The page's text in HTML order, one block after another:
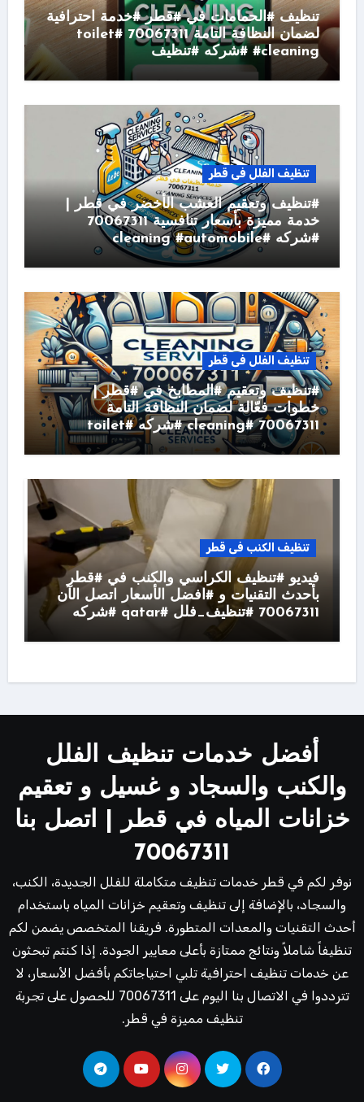
تنظيف #الحمامات في #قطر #خدمة احترافية
لضمان النظافة التامة 70067311 #toilet
#cleaning #شركه #تنظيف
تنظيف الفلل فى قطر
#تنظيف وتعقيم العشب الأخضر في قطر |
خدمة مميزة بأسعار تنافسية 70067311
#شركه #cleaning #automobile
تنظيف الفلل فى قطر
#تنظيف وتعقيم #المطابخ في #قطر |
خطوات فعّالة لضمان النظافة التامة
70067311 #cleaning #شركه #toilet
تنظيف الكنب فى قطر
فيديو #تنظيف الكراسي والكنب في #قطر
بأحدث التقنيات و #افضل الأسعار اتصل الآن
70067311 #تنظيف_فلل #qatar #شركه
أفضل خدمات تنظيف الفلل
والكنب والسجاد و غسيل و تعقيم
خزانات المياه في قطر | اتصل بنا
70067311
نوفر لكم في قطر خدمات تنظيف متكاملة للفلل الجديدة، الكنب،
والسجاد، بالإضافة إلى تنظيف وتعقيم خزانات المياه باستخدام
أحدث التقنيات والمعدات المتطورة. فريقنا المتخصص يضمن لكم
تنظيفاً شاملاً ونتائج ممتازة بأعلى معايير الجودة. إذا كنتم تبحثون
عن خدمات تنظيف احترافية تلبي احتياجاتكم بأفضل الأسعار، لا
تترددوا في الاتصال بنا اليوم على 70067311 للحصول على تجربة
تنظيف مميزة في قطر.